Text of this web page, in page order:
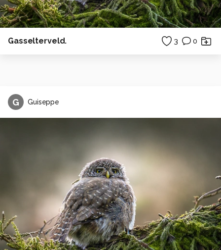
Gasselterveld. 3 0
G Guiseppe